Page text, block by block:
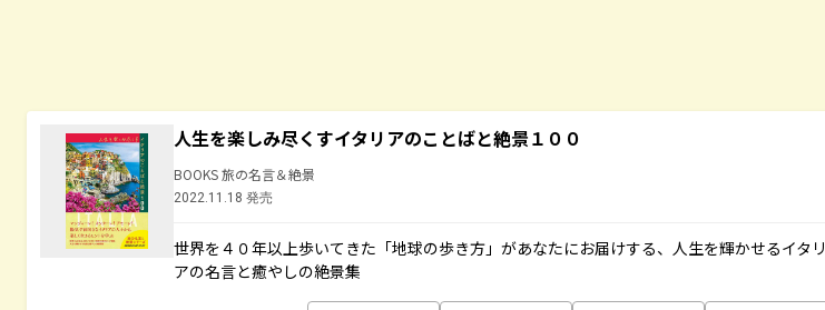
人生を楽しみ尽くすイタリアのことばと絶景１００
BOOKS 旅の名言＆絶景
2022.11.18 発売
世界を４０年以上歩いてきた「地球の歩き方」があなたにお届けする、人生を輝かせるイタリ
アの名言と癒やしの絶景集